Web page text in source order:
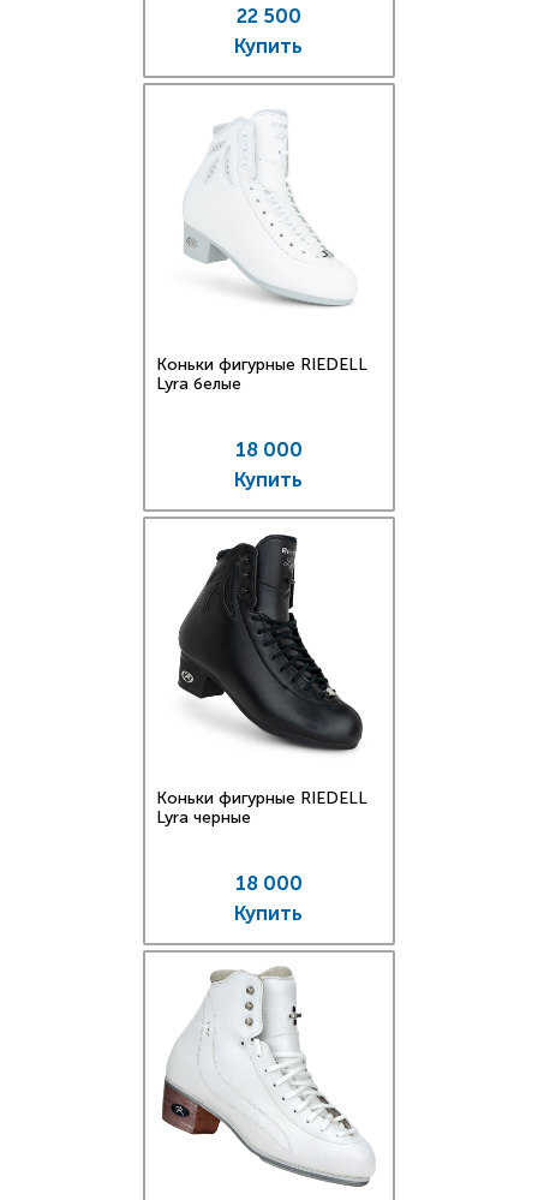
22 500
Купить
Коньки фигурные RIEDELL
Lyra белые
18 000
Купить
Коньки фигурные RIEDELL
Lyra черные
18 000
Купить